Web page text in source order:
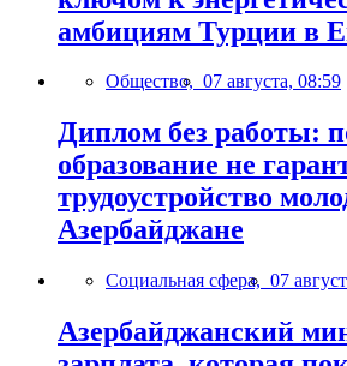
амбициям Турции в
Общество, 07 августа, 08:59
Диплом без работы:
образование не
трудоустройство
Азербайджане
Социальная сфера, 07
Азербайджанский